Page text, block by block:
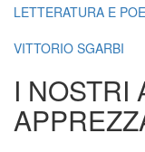
LETTERATURA E
VITTORIO SGARBI
I NOSTRI